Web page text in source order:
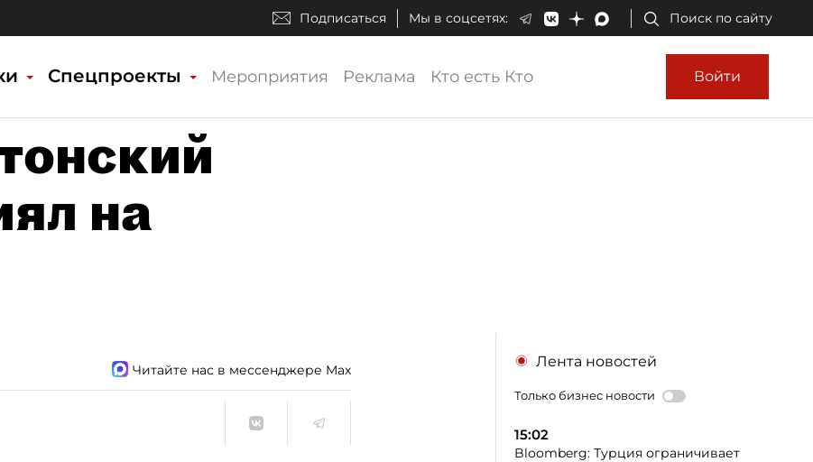
Подписаться Мы в соцсетях: Поиск по сайту
Спецпроекты Мероприятия Реклама Кто есть Кто Войти
на
Читайте нас в мессенджере Max Лента новостей
Только бизнес новости
15:02
Bloomberg: Турция ограничивает